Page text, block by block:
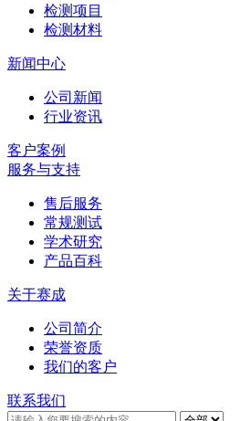
检测项目
检测材料
新闻中心
公司新闻
行业资讯
客户案例
服务与支持
售后服务
常规测试
学术研究
产品百科
关于赛成
公司简介
荣誉资质
我们的客户
联系我们